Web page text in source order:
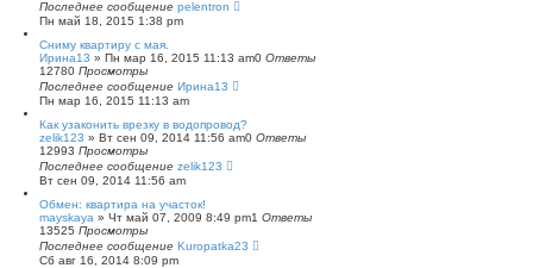
Последнее сообщение pelentron
Пн май 18, 2015 1:38 pm
Сниму квартиру с мая.
Ирина13 » Пн мар 16, 2015 11:13 am0 Ответы
12780 Просмотры
Последнее сообщение Ирина13
Пн мар 16, 2015 11:13 am
Как узаконить врезку в водопровод?
zelik123 » Вт сен 09, 2014 11:56 am0 Ответы
12993 Просмотры
Последнее сообщение zelik123
Вт сен 09, 2014 11:56 am
Обмен: квартира на участок!
mayskaya » Чт май 07, 2009 8:49 pm1 Ответы
13525 Просмотры
Последнее сообщение Kuropatka23
Сб авг 16, 2014 8:09 pm